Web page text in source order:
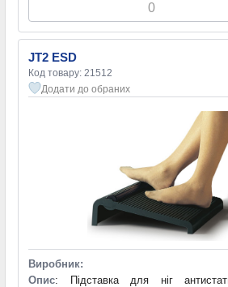
JT2 ESD
Код товару: 21512
Додати до обраних
Виробник:
Опис: Підставка для ніг